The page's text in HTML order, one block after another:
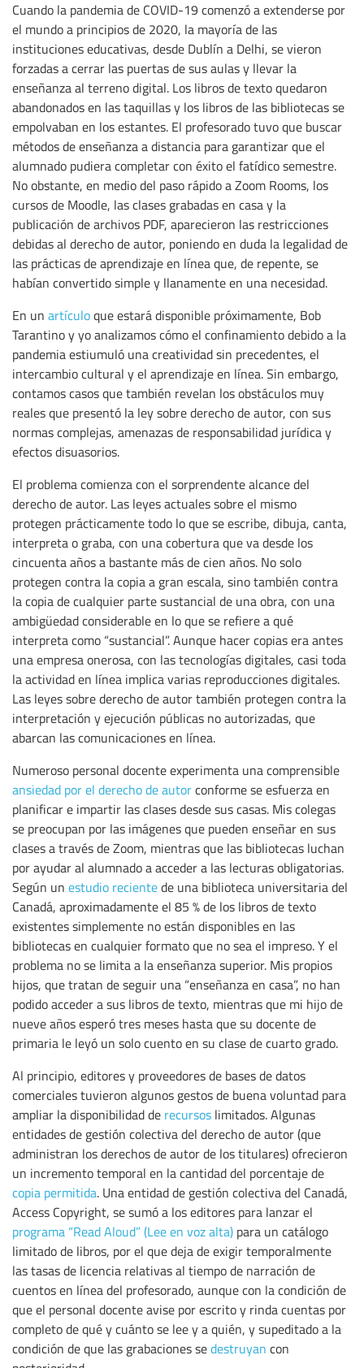
Cuando la pandemia de COVID-19 comenzó a extenderse por
el mundo a principios de 2020, la mayoría de las
instituciones educativas, desde Dublín a Delhi, se vieron
forzadas a cerrar las puertas de sus aulas y llevar la
enseñanza al terreno digital. Los libros de texto quedaron
abandonados en las taquillas y los libros de las bibliotecas se
empolvaban en los estantes. El profesorado tuvo que buscar
métodos de enseñanza a distancia para garantizar que el
alumnado pudiera completar con éxito el fatídico semestre.
No obstante, en medio del paso rápido a Zoom Rooms, los
cursos de Moodle, las clases grabadas en casa y la
publicación de archivos PDF, aparecieron las restricciones
debidas al derecho de autor, poniendo en duda la legalidad de
las prácticas de aprendizaje en línea que, de repente, se
habían convertido simple y llanamente en una necesidad.
En un artículoque estará disponible próximamente, Bob
Tarantino y yo analizamos cómo el confinamiento debido a la
pandemia estiumuló una creatividad sin precedentes, el
intercambio cultural y el aprendizaje en línea. Sin embargo,
contamos casos que también revelan los obstáculos muy
reales que presentó la ley sobre derecho de autor, con sus
normas complejas, amenazas de responsabilidad jurídica y
efectos disuasorios.
El problema comienza con el sorprendente alcance del
derecho de autor. Las leyes actuales sobre el mismo
protegen prácticamente todo lo que se escribe, dibuja, canta,
interpreta o graba, con una cobertura que va desde los
cincuenta años a bastante más de cien años. No solo
protegen contra la copia a gran escala, sino también contra
la copia de cualquier parte sustancial de una obra, con una
ambigüedad considerable en lo que se refiere a qué
interpreta como “sustancial”. Aunque hacer copias era antes
una empresa onerosa, con las tecnologías digitales, casi toda
la actividad en línea implica varias reproducciones digitales.
Las leyes sobre derecho de autor también protegen contra la
interpretación y ejecución públicas no autorizadas, que
abarcan las comunicaciones en línea.
Numeroso personal docente experimenta una comprensible
ansiedad por el derecho de autorconforme se esfuerza en
planificar e impartir las clases desde sus casas. Mis colegas
se preocupan por las imágenes que pueden enseñar en sus
clases a través de Zoom, mientras que las bibliotecas luchan
por ayudar al alumnado a acceder a las lecturas obligatorias.
Según un estudio recientede una biblioteca universitaria del
Canadá, aproximadamente el 85 % de los libros de texto
existentes simplemente no están disponibles en las
bibliotecas en cualquier formato que no sea el impreso. Y el
problema no se limita a la enseñanza superior. Mis propios
hijos, que tratan de seguir una “enseñanza en casa”, no han
podido acceder a sus libros de texto, mientras que mi hijo de
nueve años esperó tres meses hasta que su docente de
primaria le leyó un solo cuento en su clase de cuarto grado.
Al principio, editores y proveedores de bases de datos
comerciales tuvieron algunos gestos de buena voluntad para
ampliar la disponibilidad de recursos limitados. Algunas
entidades de gestión colectiva del derecho de autor (que
administran los derechos de autor de los titulares) ofrecieron
un incremento temporal en la cantidad del porcentaje de
copia permitida. Una entidad de gestión colectiva del Canadá,
Access Copyright, se sumó a los editores para lanzar el
programa “Read Aloud” (Lee en voz alta) para un catálogo
limitado de libros, por el que deja de exigir temporalmente
las tasas de licencia relativas al tiempo de narración de
cuentos en línea del profesorado, aunque con la condición de
que el personal docente avise por escrito y rinda cuentas por
completo de qué y cuánto se lee y a quién, y supeditado a la
condición de que las grabaciones sedestruyan con